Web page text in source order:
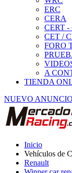
CERA
CERT -
CET /
FORO
A
TIENDA
NUEVO
Vehículos de
Renault
Winner car
winner car